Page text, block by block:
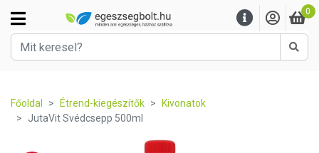
0
Főoldal Étrend-kiegészítők
Kivonatok
JutaVit Svédcsepp 500ml